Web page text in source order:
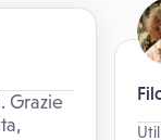
Grazie